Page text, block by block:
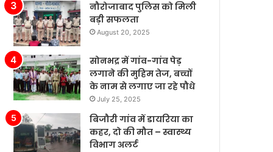
नौरोजाबाद पुलिस को मिली
बड़ी सफलता
August 20, 2025
सोनभद्र में गांव-गांव पेड़
लगाने की मुहिम तेज, बच्चों
के नाम से लगाए जा रहे पौधे
July 25, 2025
बिजौरी गांव में डायरिया का
कहर, दो की मौत – स्वास्थ्य
विभाग अलर्ट